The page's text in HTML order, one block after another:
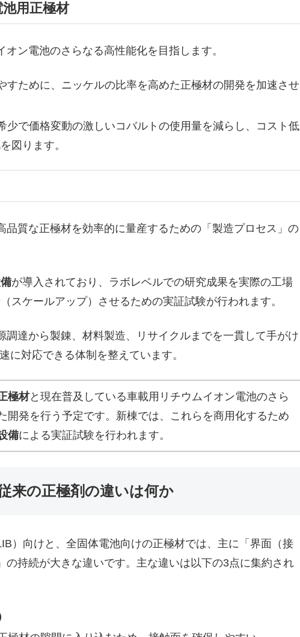
用正極材
ン電池のさらなる高性能化を目指します。
すために、ニッケルの比率を高めた正極材の開発を加速させ
少で価格変動の激しいコバルトの使用量を減らし、コスト低
図ります。
質な正極材を効率的に量産するための「製造プロセス」の
が導入されており、ラボレベルでの研究成果を実際の工場
スケールアップ）させるための実証試験が行われます。
達から製錬、材料製造、リサイクルまでを一貫して手がけ
に対応できる体制を整えています。
極材と現在普及している車載用リチウムイオン電池のさら
開発を行う予定です。新棟では、これらを商用化するため
備による実証試験を行われます。
来の正極剤の違いは何か
）向けと、全固体電池向けの正極材では、主に「界面（接
の持続が大きな違いです。主な違いは以下の3点に集約され